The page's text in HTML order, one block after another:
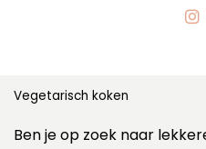
Vegetarisch koken
Ben je op zoek naar